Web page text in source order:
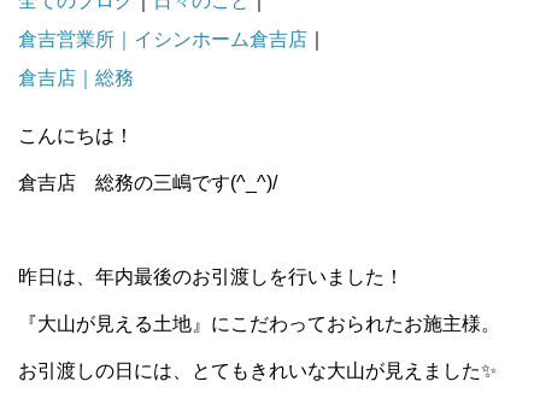
倉吉営業所｜イシンホーム倉吉店
倉吉店｜総務
こんにちは！
倉吉店 総務の三嶋です(^_^)/
昨日は、年内最後のお引渡しを行いました！
『大山が見える土地』にこだわっておられたお施主様。
お引渡しの日には、とてもきれいな大山が見えました✨